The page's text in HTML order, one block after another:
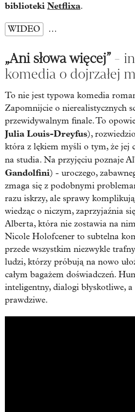
biblioteki Netflixa.
WIDEO …
„Ani słowa więcej”-
komedia o dojrzałej
To nie jest typowa komedia
Zapomnijcie o nierealistycznych
przewidywalnym finale. To
Julia Louis-Dreyfus),
która z lękiem myśli o tym, że jej
na studia. Na przyjęciu poznaje
Gandolfini) - uroczego,
zmaga się z podobnymi
razu iskrzy, ale sprawy
wiedząc o niczym, zaprzyjaźnia
Alberta, która nie zostawia na
Nicole Holofcener to subtelna
przede wszystkim niezwykle
ludzi, którzy próbują na nowo
całym bagażem doświadczeń.
inteligentny, dialogi błyskotliwe,
prawdziwe.